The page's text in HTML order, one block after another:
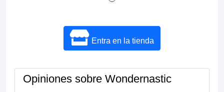
Entra en la tienda
Opiniones sobre Wondernastic